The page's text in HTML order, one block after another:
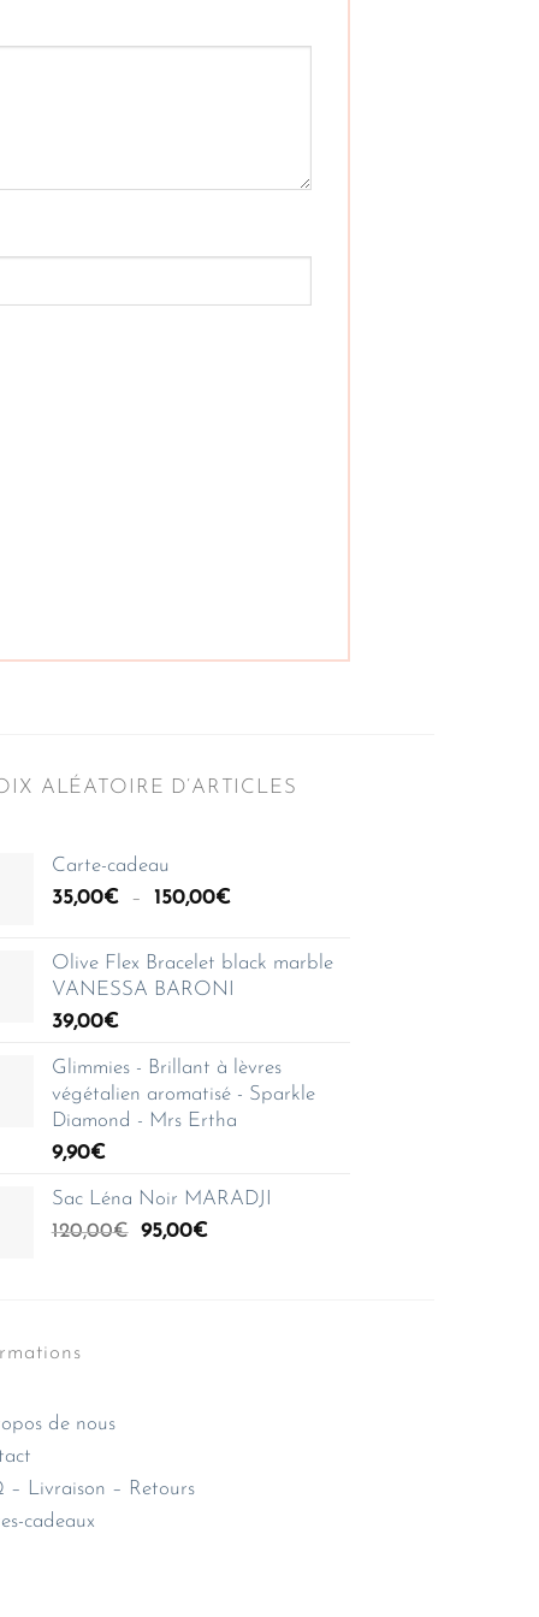
ALÉATOIRE D’ARTICLES
Carte-cadeau
35,00€ – 150,00€Plage
prix :
35,00€
Olive Flex Bracelet black marble
VANESSA BARONI
39,00€
Glimmies - Brillant à lèvres
végétalien aromatisé - Sparkle
Diamond - Mrs Ertha
9,90€
Sac Léna Noir MARADJI
120,00€
Le
95,00€Le
de nous
– Livraison – Retours
cadeaux